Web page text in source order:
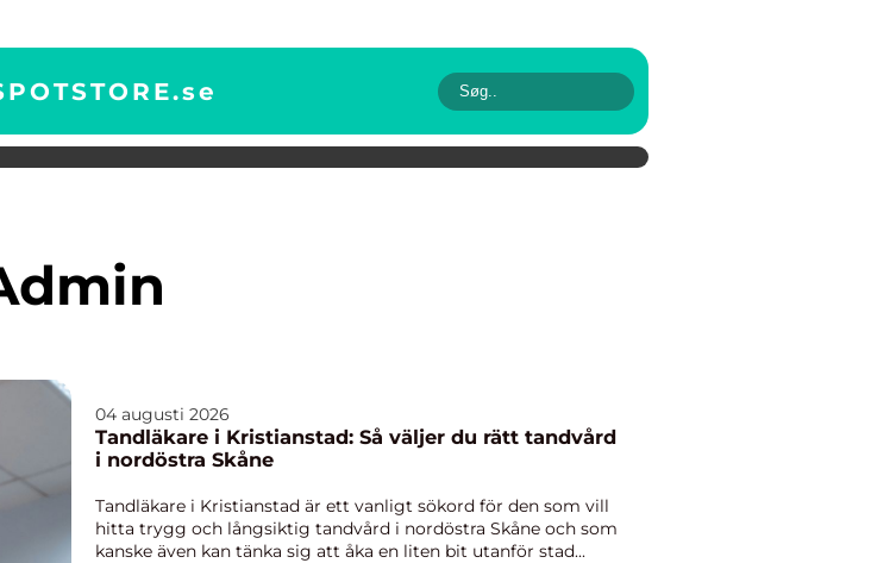
se
admin
04 augusti 2026
Tandläkare i Kristianstad: Så väljer du rätt tandvård
i nordöstra Skåne
Tandläkare i Kristianstad är ett vanligt sökord för den som vill
hitta trygg och långsiktig tandvård i nordöstra Skåne och som
kanske även kan tänka sig att åka en liten bit utanför stad...